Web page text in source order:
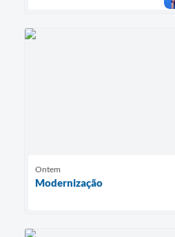
Ontem
Modernização